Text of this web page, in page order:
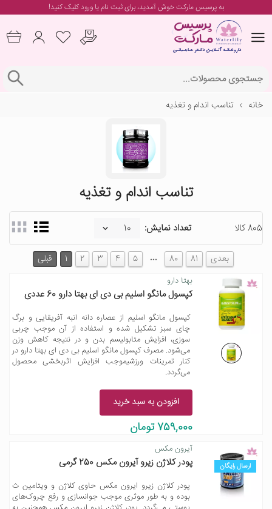
به پرسیس مارکت خوش آمدید، برایثبت نام یا ورودکلیک کنید!
خانه تناسب اندام و تغذیه
تناسب اندام و تغذیه
805 کالا تعداد نمایش:
قبلی 1 2 3 4 5 … 80 81 بعدی
بهتا دارو
کپسول مانگو اسلیم بی دی ای بهتا دارو 60 عددی
کپسول مانگو اسلیم از عصاره دانه انبه آفریقایی و برگ
چای سبز تشکیل شده و استفاده از آن موجب چربی
سوزی، افزایش متابولیسم بدن و در نتیجه کاهش وزن
می‌شود. مصرف کپسول مانگو اسلیم بی دی ای بهتا دارو در
کنار تمرینات ورزشیموجب افزایش اثربخشی محصول
می‌گردد.
افزودن به سبد خرید
759,000 تومان
ارسال رایگان
آیرون مکس
پودر کلاژن زیرو آیرون مکس 250 گرمی
پودر کلاژن زیرو ایرون مکس حاوی کلاژن و ویتامین ث
بوده و به طور موثری موجب جوانسازی و رفع چروک‌های